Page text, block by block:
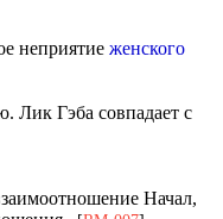
неприятие женского
Лик Гэба совпадает с
Начал,